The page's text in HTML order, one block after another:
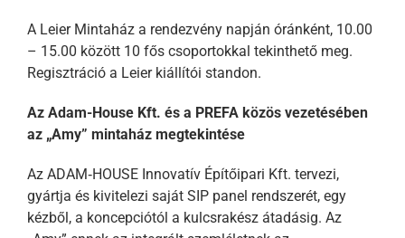
A Leier Mintaház a rendezvény napján óránként, 10.00
– 15.00 között 10 fős csoportokkal tekinthető meg.
Regisztráció a Leierkiállítói standon.
Az Adam-House Kft. és a PREFA közös vezetésében
az „Amy” mintaház megtekintése
Az ADAM‑HOUSE Innovatív Építőipari Kft. tervezi,
gyártja és kivitelezi saját SIP panel rendszerét, egy
kézből, a koncepciótól a kulcsrakész átadásig. Az